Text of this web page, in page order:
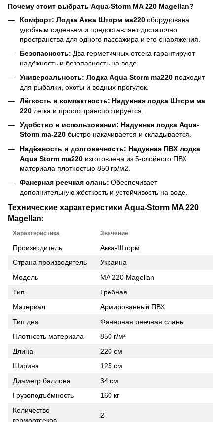
Почему стоит выбрать Aqua-Storm MA 220 Magellan?
Комфорт: Лодка Аква Шторм ма220 оборудована
удобным сиденьем и предоставляет достаточно
пространства для одного пассажира и его снаряжения.
Безопасность: Два герметичных отсека гарантируют
надёжность и безопасность на воде.
Универсальность: Лодка Aqua Storm ma220 подходит
для рыбалки, охоты и водных прогулок.
Лёгкость и компактность: Надувная лодка Шторм ма
220 легка и просто транспортируется.
Удобство в использовании: Надувная лодка Aqua-
Storm ma-220 быстро накачивается и складывается.
Надёжность и долговечность: Надувная ПВХ лодка
Aqua Storm ma220 изготовлена из 5-слойного ПВХ
материала плотностью 850 гр/м2.
Фанерная реечная слань: Обеспечивает
дополнительную жёсткость и устойчивость на воде.
Технические характеристики Aqua-Storm MA 220
Magellan:
Характеристика Значение
Производитель
Аква-Шторм
Страна производитель
Украина
Модель
MA 220 Magellan
Тип
Гребная
Материал
Армированный ПВХ
Тип дна
Фанерная реечная слань
Плотность материала
850 г/м²
Длина
220 см
Ширина
125 см
Диаметр баллона
34 см
Грузоподъёмность
160 кг
Количество
гермоотсеков
2